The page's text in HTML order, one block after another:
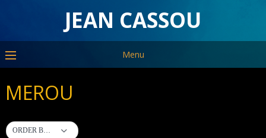
JEAN CASSOU
Menu
MEROU
ORDER BY DEFAULT